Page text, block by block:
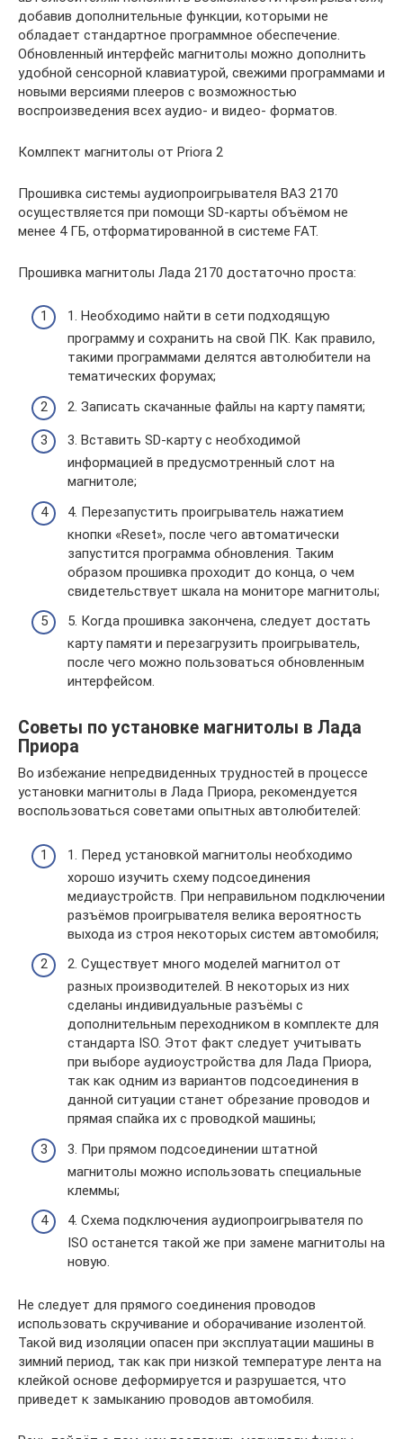
добавив дополнительные функции, которыми не
обладает стандартное программное обеспечение.
Обновленный интерфейс магнитолы можно дополнить
удобной сенсорной клавиатурой, свежими программами и
новыми версиями плееров с возможностью
воспроизведения всех аудио- и видео- форматов.
Комлпект магнитолы от Priora 2
Прошивка системы аудиопроигрывателя ВАЗ 2170
осуществляется при помощи SD-карты объёмом не
менее 4 ГБ, отформатированной в системе FAT.
Прошивка магнитолы Лада 2170 достаточно проста:
1. Необходимо найти в сети подходящую
программу и сохранить на свой ПК. Как правило,
такими программами делятся автолюбители на
тематических форумах;
2. Записать скачанные файлы на карту памяти;
3. Вставить SD-карту с необходимой
информацией в предусмотренный слот на
магнитоле;
4. Перезапустить проигрыватель нажатием
кнопки «Reset», после чего автоматически
запустится программа обновления. Таким
образом прошивка проходит до конца, о чем
свидетельствует шкала на мониторе магнитолы;
5. Когда прошивка закончена, следует достать
карту памяти и перезагрузить проигрыватель,
после чего можно пользоваться обновленным
интерфейсом.
Советы по установке магнитолы в Лада
Приора
Во избежание непредвиденных трудностей в процессе
установки магнитолы в Лада Приора, рекомендуется
воспользоваться советами опытных автолюбителей:
1. Перед установкой магнитолы необходимо
хорошо изучить схему подсоединения
медиаустройств. При неправильном подключении
разъёмов проигрывателя велика вероятность
выхода из строя некоторых систем автомобиля;
2. Существует много моделей магнитол от
разных производителей. В некоторых из них
сделаны индивидуальные разъёмы с
дополнительным переходником в комплекте для
стандарта ISO. Этот факт следует учитывать
при выборе аудиоустройства для Лада Приора,
так как одним из вариантов подсоединения в
данной ситуации станет обрезание проводов и
прямая спайка их с проводкой машины;
3. При прямом подсоединении штатной
магнитолы можно использовать специальные
клеммы;
4. Схема подключения аудиопроигрывателя по
ISO останется такой же при замене магнитолы на
новую.
Не следует для прямого соединения проводов
использовать скручивание и оборачивание изолентой.
Такой вид изоляции опасен при эксплуатации машины в
зимний период, так как при низкой температуре лента на
клейкой основе деформируется и разрушается, что
приведет к замыканию проводов автомобиля.